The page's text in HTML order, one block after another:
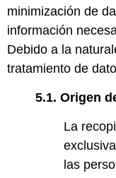
minimización de
información
Debido a la
tratamiento de
5.1. Origen
La
las